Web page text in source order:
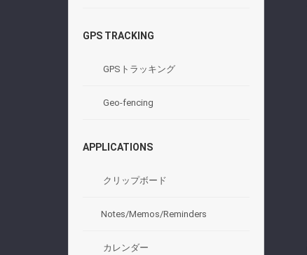
GPS TRACKING
GPSトラッキング
Geo-fencing
APPLICATIONS
クリップボード
Notes/Memos/Reminders
カレンダー